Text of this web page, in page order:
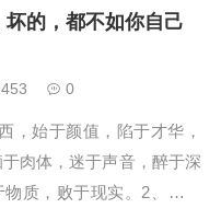
打碎牙都只会默自往嘴里
的，都不如你自己
0
，始于颜值，陷于才华，
肉体，迷于声音，醉于深
质，败于现实。2、成年